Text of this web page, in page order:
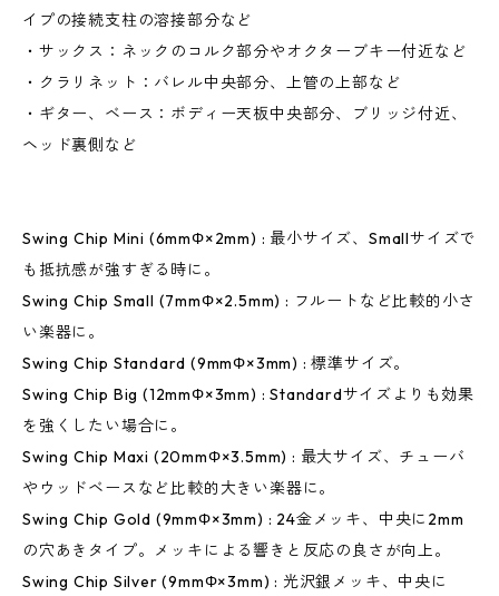
イプの接続支柱の溶接部分など
・サックス：ネックのコルク部分やオクターブキー付近など
・クラリネット：バレル中央部分、上管の上部など
・ギター、ベース：ボディー天板中央部分、ブリッジ付近、
ヘッド裏側など
Swing Chip Mini (6mmΦ×2mm) : 最小サイズ、Smallサイズで
も抵抗感が強すぎる時に。
Swing Chip Small (7mmΦ×2.5mm) : フルートなど比較的小さ
い楽器に。
Swing Chip Standard (9mmΦ×3mm) : 標準サイズ。
Swing Chip Big (12mmΦ×3mm) : Standardサイズよりも効果
を強くしたい場合に。
Swing Chip Maxi (20mmΦ×3.5mm) : 最大サイズ、チューバ
やウッドベースなど比較的大きい楽器に。
Swing Chip Gold (9mmΦ×3mm) : 24金メッキ、中央に2mm
の穴あきタイプ。メッキによる響きと反応の良さが向上。
Swing Chip Silver (9mmΦ×3mm) : 光沢銀メッキ、中央に